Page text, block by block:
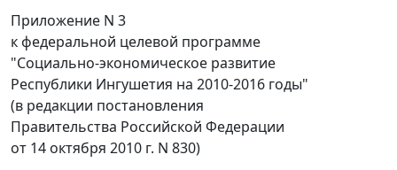
Приложение N 3
к федеральной целевой программе
"Социально-экономическое развитие
Республики Ингушетия на 2010-2016 годы"
(в редакции постановления
Правительства Российской Федерации
от 14 октября 2010 г. N 830)